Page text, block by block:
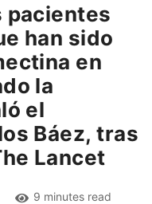
pacientes
han sido
en
la
el
Báez, tras
Lancet
9 minutes read